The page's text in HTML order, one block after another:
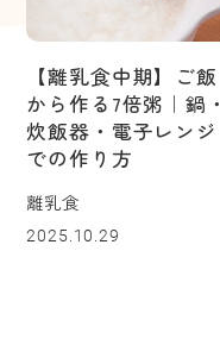
【離乳食中期】ご飯
から作る7倍粥｜鍋・
炊飯器・電子レンジ
での作り方
離乳食
2025.10.29